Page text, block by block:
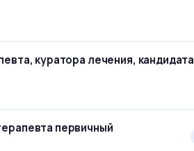
куратора лечения, кандидата
первичный